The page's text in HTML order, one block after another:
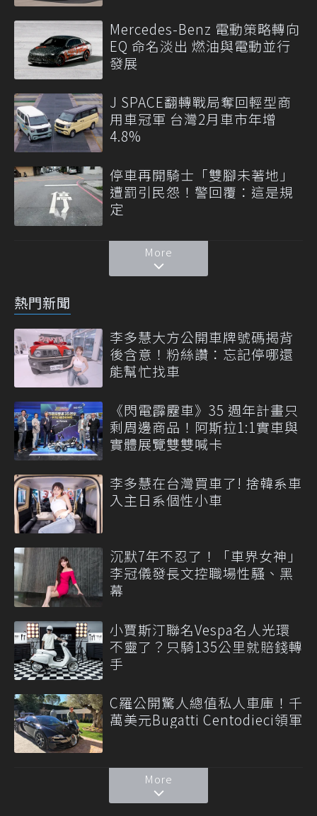
Mercedes-Benz 電動策略轉向
EQ 命名淡出 燃油與電動並行
發展
J SPACE翻轉戰局奪回輕型商
用車冠軍 台灣2月車市年增
4.8%
停車再開騎士「雙腳未著地」
遭罰引民怨！警回覆：這是規
定
More
熱門新聞
李多慧大方公開車牌號碼揭背
後含意！粉絲讚：忘記停哪還
能幫忙找車
《閃電霹靂車》35 週年計畫只
剩周邊商品！阿斯拉1:1實車與
實體展覽雙雙喊卡
李多慧在台灣買車了! 捨韓系車
入主日系個性小車
沉默7年不忍了！「車界女神」
李冠儀發長文控職場性騷、黑
幕
小賈斯汀聯名Vespa名人光環
不靈了？只騎135公里就賠錢轉
手
C羅公開驚人總值私人車庫！千
萬美元Bugatti Centodieci領軍
More